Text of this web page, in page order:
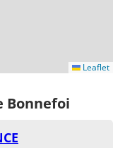
Leaflet
Bonnefoi